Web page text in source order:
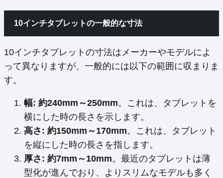
10インチタブレットの一般的な寸法
10インチタブレットの寸法はメーカーやモデルによ
って異なりますが、一般的には以下の範囲に収まりま
す。
幅: 約240mm～250mm。これは、タブレットを
横にした時の長さを示します。
高さ: 約150mm～170mm。これは、タブレット
を縦にした時の長さを指します。
厚さ: 約7mm～10mm。最近のタブレットは薄
型化が進んでおり、よりスリムなモデルも多く